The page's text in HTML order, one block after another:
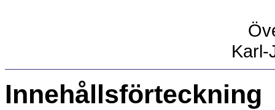
Karl-
Innehållsförteckning